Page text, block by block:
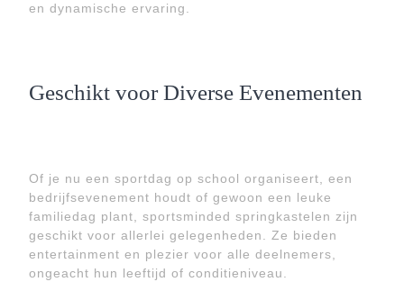
en dynamische ervaring.
Geschikt voor Diverse Evenementen
Of je nu een sportdag op school organiseert, een
bedrijfsevenement houdt of gewoon een leuke
familiedag plant, sportsminded springkastelen zijn
geschikt voor allerlei gelegenheden. Ze bieden
entertainment en plezier voor alle deelnemers,
ongeacht hun leeftijd of conditieniveau.